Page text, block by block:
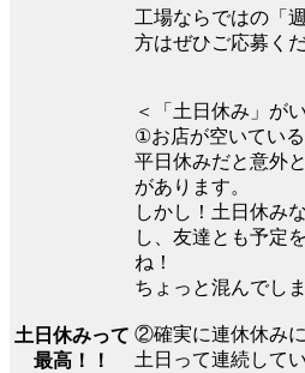
工場ならではの「
方はぜひご応募く
土日休みって
最高！！
＜「土日休み」が
①お店が空いている
平日休みだと意外
があります。
しかし！土日休み
し、友達とも予定
ね！
ちょっと混んでし
②確実に連休休みに
土日って連続して